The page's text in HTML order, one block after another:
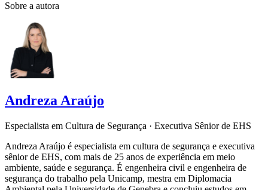
Sobre a autora
Andreza Araújo
Especialista em Cultura de Segurança · Executiva Sênior de EHS
Andreza Araújo é especialista em cultura de segurança e executiva
sênior de EHS, com mais de 25 anos de experiência em meio
ambiente, saúde e segurança. É engenheira civil e engenheira de
segurança do trabalho pela Unicamp, mestra em Diplomacia